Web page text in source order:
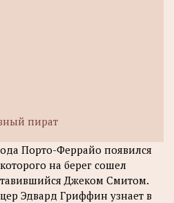
пират
Порто-Феррайо появился
на берег сошел
Джеком Смитом.
Эдвард Гриффин узнает в